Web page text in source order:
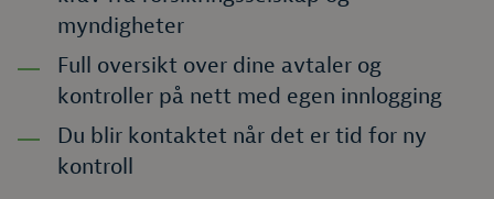
myndigheter
Full oversikt over dine avtaler og
kontroller på nett med egen innlogging
Du blir kontaktet når det er tid for ny
kontroll